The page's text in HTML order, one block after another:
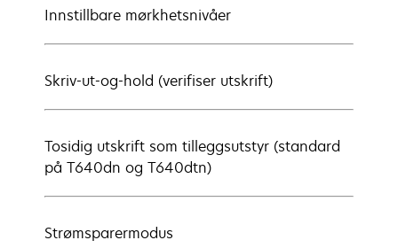
Innstillbare mørkhetsnivåer
Skriv-ut-og-hold (verifiser utskrift)
Tosidig utskrift som tilleggsutstyr (standard
på T640dn og T640dtn)
Strømsparermodus